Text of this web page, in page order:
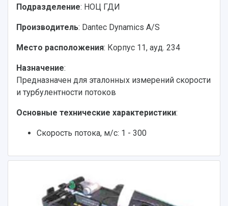
Подразделение: НОЦ ГДИ
Производитель: Dantec Dynamics A/S
Место расположения: Корпус 11, ауд. 234
Назначение:
Предназначен для эталонных измерений скорости
и турбулентности потоков
Основные технические характеристики:
Скорость потока, м/с: 1 - 300